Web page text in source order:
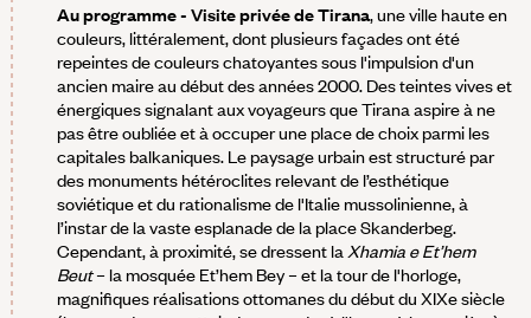
Au programme - Visite privée de Tirana, une ville haute en
couleurs, littéralement, dont plusieurs façades ont été
repeintes de couleurs chatoyantes sous l'impulsion d'un
ancien maire au début des années 2000. Des teintes vives et
énergiques signalant aux voyageurs que Tirana aspire à ne
pas être oubliée et à occuper une place de choix parmi les
capitales balkaniques. Le paysage urbain est structuré par
des monuments hétéroclites relevant de l’esthétique
soviétique et du rationalisme de l'Italie mussolinienne, à
l’instar de la vaste esplanade de la place Skanderbeg.
Cependant, à proximité, se dressent la Xhamia e Et’hem
Beut– la mosquée Et’hem Bey – et la tour de l'horloge,
magnifiques réalisations ottomanes du début du XIXe siècle